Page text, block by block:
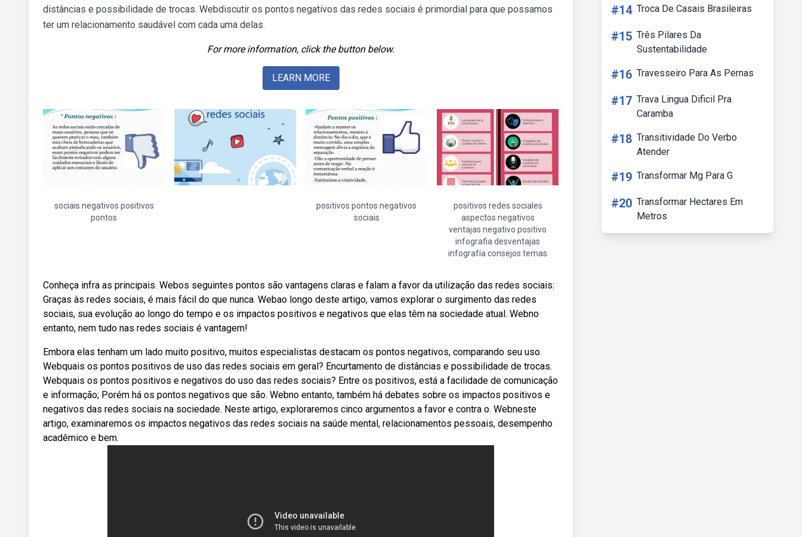
distâncias e possibilidade de trocas. Webdiscutir os pontos negativos das redes sociais é primordial para que possamos
ter um relacionamento saudável com cada uma delas.
For more information, click the button below.
LEARN MORE
sociais negativos positivos
pontos
positivos pontos negativos
sociais
positivos redes sociales
aspectos negativos
ventajas negativo positivo
infografia desventajas
infografía consejos temas
Conheça infra as principais. Webos seguintes pontos são vantagens claras e falam a favor da utilização das redes sociais:
Graças às redes sociais, é mais fácil do que nunca. Webao longo deste artigo, vamos explorar o surgimento das redes
sociais, sua evolução ao longo do tempo e os impactos positivos e negativos que elas têm na sociedade atual. Webno
entanto, nem tudo nas redes sociais é vantagem!
Embora elas tenham um lado muito positivo, muitos especialistas destacam os pontos negativos, comparando seu uso.
Webquais os pontos positivos de uso das redes sociais em geral? Encurtamento de distâncias e possibilidade de trocas.
Webquais os pontos positivos e negativos do uso das redes sociais? Entre os positivos, está a facilidade de comunicação
e informação; Porém há os pontos negativos que são. Webno entanto, também há debates sobre os impactos positivos e
negativos das redes sociais na sociedade. Neste artigo, exploraremos cinco argumentos a favor e contra o. Webneste
artigo, examinaremos os impactos negativos das redes sociais na saúde mental, relacionamentos pessoais, desempenho
acadêmico e bem.
#14 Troca De Casais Brasileiras
#15 Três Pilares Da
Sustentabilidade
#16 Travesseiro Para As Pernas
#17 Trava Lingua Dificil Pra
Caramba
#18 Transitividade Do Verbo
Atender
#19 Transformar Mg Para G
#20 Transformar Hectares Em
Metros